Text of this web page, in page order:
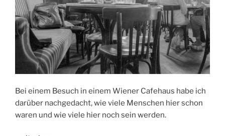
Bei einem Besuch in einem Wiener Cafehaus habe ich
darüber nachgedacht, wie viele Menschen hier schon
waren und wie viele hier noch sein werden.